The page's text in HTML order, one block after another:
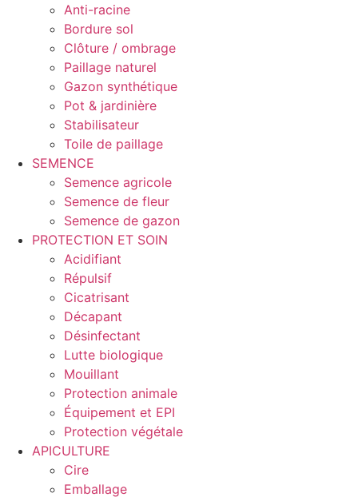
Anti-racine
Bordure sol
Clôture / ombrage
Paillage naturel
Gazon synthétique
Pot & jardinière
Stabilisateur
Toile de paillage
SEMENCE
Semence agricole
Semence de fleur
Semence de gazon
PROTECTION ET SOIN
Acidifiant
Répulsif
Cicatrisant
Décapant
Désinfectant
Lutte biologique
Mouillant
Protection animale
Équipement et EPI
Protection végétale
APICULTURE
Cire
Emballage